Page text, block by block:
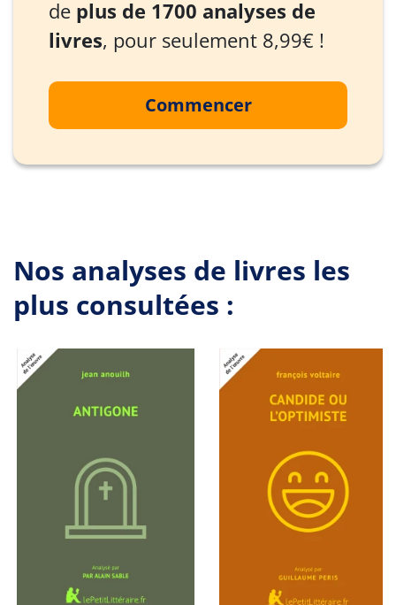
de plus de 1700 analyses de
livres, pour seulement 8,99€ !
Commencer
Nos analyses de livres les
plus consultées :